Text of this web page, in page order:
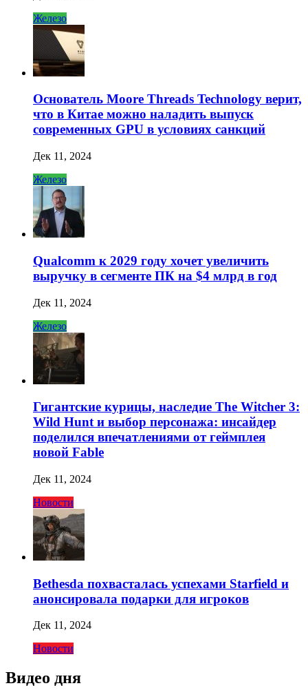
Железо
Основатель Moore Threads Technology верит,
что в Китае можно наладить выпуск
современных GPU в условиях санкций
Дек 11, 2024
Железо
Qualcomm к 2029 году хочет увеличить
выручку в сегменте ПК на $4 млрд в год
Дек 11, 2024
Железо
Гигантские курицы, наследие The Witcher 3:
Wild Hunt и выбор персонажа: инсайдер
поделился впечатлениями от геймплея
новой Fable
Дек 11, 2024
Новости
Bethesda похвасталась успехами Starfield и
анонсировала подарки для игроков
Дек 11, 2024
Новости
Видео дня